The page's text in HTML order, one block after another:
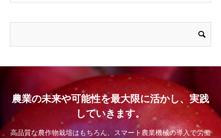
農業の未来や可能性を最大限に活かし、実践
していきます。
高品質な農作物栽培はもちろん、スマート農業機械の導入で労働